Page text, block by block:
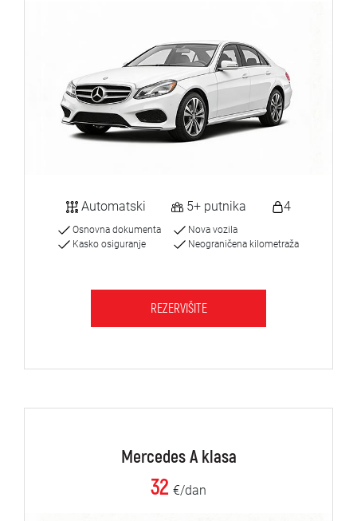
Automatski 5+ putnika 4
Osnovna dokumenta
Kasko osiguranje
Nova vozila
Neograničena kilometraža
REZERVIŠITE
Mercedes A klasa
32 €/dan